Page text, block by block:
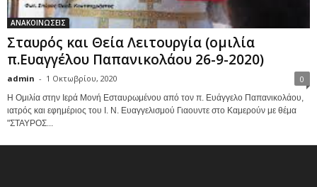
ΑΝΑΚΟΙΝΩΣΕΙΣ
Σταυρός και Θεία Λειτουργία (ομιλία
π.Ευαγγέλου Παπανικολάου 26-9-2020)
admin - 1 Οκτωβρίου, 2020 0
Η Ομιλία στην Ιερά Μονή Εσταυρωμένου από τον π. Ευάγγελο Παπανικολάου,
ιατρός και εφημέριος του Ι. Ν. Ευαγγελισμού Γιαουντε στο Καμερούν με θέμα
"ΣΤΑΥΡΟΣ...